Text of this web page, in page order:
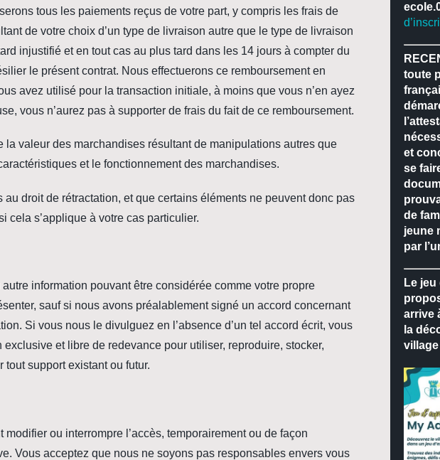
tous les paiements reçus de votre part, y compris les frais de
de votre choix d’un type de livraison autre que le type de livraison
injustifié et en tout cas au plus tard dans les 14 jours à compter du
le présent contrat. Nous effectuerons ce remboursement en
avez utilisé pour la transaction initiale, à moins que vous n’en ayez
vous n’aurez pas à supporter de frais du fait de ce remboursement.
valeur des marchandises résultant de manipulations autres que
et le fonctionnement des marchandises.
droit de rétractation, et que certains éléments ne peuvent donc pas
cela s’applique à votre cas particulier.
information pouvant être considérée comme votre propre
sauf si nous avons préalablement signé un accord concernant
Si vous nous le divulguez en l’absence d’un tel accord écrit, vous
et libre de redevance pour utiliser, reproduire, stocker,
support existant ou futur.
ou interrompre l’accès, temporairement ou de façon
Vous acceptez que nous ne soyons pas responsables envers vous
toute
et
se
de
jeune
par
Le
arrive
la
village